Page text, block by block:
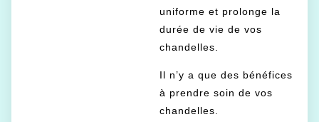
uniforme et prolonge la
durée de vie de vos
chandelles.
Il n’y a que des bénéfices
à prendre soin de vos
chandelles.